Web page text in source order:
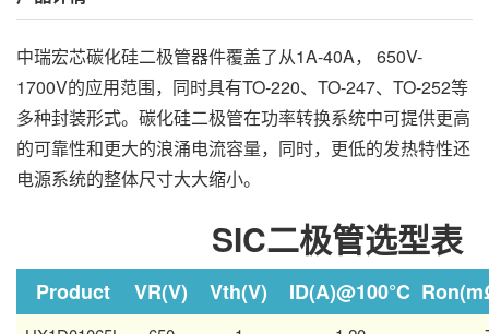
中瑞宏芯碳化硅二极管器件覆盖了从1A-40A， 650V-
1700V的应用范围，同时具有TO-220、TO-247、TO-252等
多种封装形式。碳化硅二极管在功率转换系统中可提供更高
的可靠性和更大的浪涌电流容量，同时，更低的发热特性还
电源系统的整体尺寸大大缩小。
SIC二极管选型表
Product VR(V) Vth(V) ID(A)@100°C